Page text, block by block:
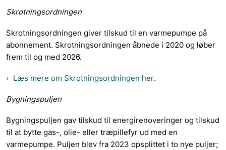
Skrotningsordningen
Skrotningsordningen giver tilskud til en varmepumpe på
abonnement. Skrotningsordningen åbnede i 2020 og løber
frem til og med 2026.
Læs mere om Skrotningsordningen her.
Bygningspuljen
Bygningspuljen gav tilskud til energirenoveringer og tilskud
til at bytte gas-, olie- eller træpillefyr ud med en
varmepumpe. Puljen blev fra 2023 opsplittet i to nye puljer;